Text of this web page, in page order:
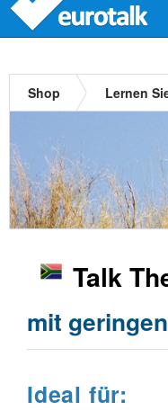
Shop Lernen
Talk
mit
Ideal für: